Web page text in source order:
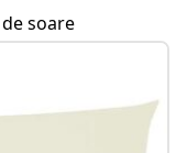
soare